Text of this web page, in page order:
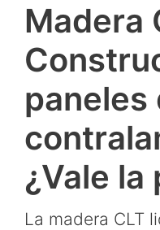
Madera
paneles
¿Vale la
La madera CLT